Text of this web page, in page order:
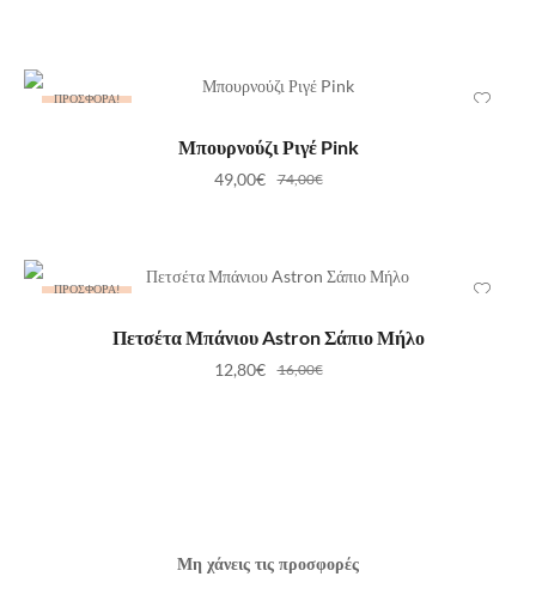
ΠΡΟΣΦΟΡΆ!
ΕΠΙΛΟΓΉ
Μπουρνούζι Ριγέ Pink
74,00€
49,00€
ΠΡΟΣΦΟΡΆ!
ΠΡΟΣΘΉΚΗ ΣΤΟ ΚΑΛΆΘΙ
Πετσέτα Μπάνιου Astron Σάπιο Μήλο
16,00€
12,80€
Μη χάνεις τις προσφορές